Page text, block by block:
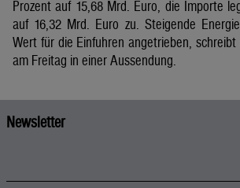
Prozent auf 15,68 Mrd. Euro, die Importe
auf 16,32 Mrd. Euro zu. Steigende
Wert für die Einfuhren angetrieben,
am Freitag in einer Aussendung.
Newsletter